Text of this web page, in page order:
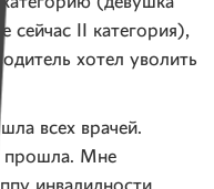
сейчас II категория),
хотел уволить
всех врачей.
прошла. Мне